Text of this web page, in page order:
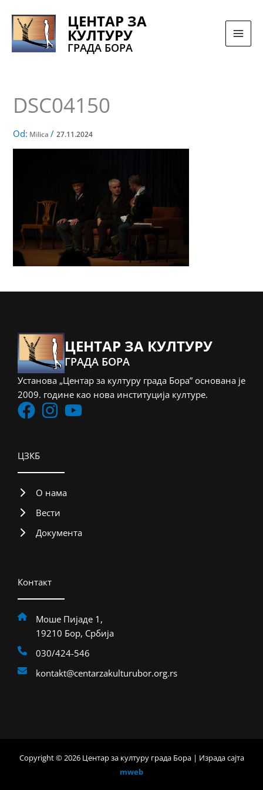
sadržaj
ЦЕНТАР ЗА
КУЛТУРУ
ГРАДА БОРА
DSC04150
Od: Milica/27.11.2024
ЦЕНТАР ЗА КУЛТУРУ
ГРАДА БОРА
Установа „Центар за културу града Бора” основана је
2009. године као нова институција културе.
ЦЗКБ
О нама
Вести
Документа
Контакт
Моше Пијаде 1,
19210 Бор, Србија
030/424-546
kontakt@centarzakulturubor.org.rs
Copyright © 2026 Центар за културу града Бора | Израда сајта
mweb